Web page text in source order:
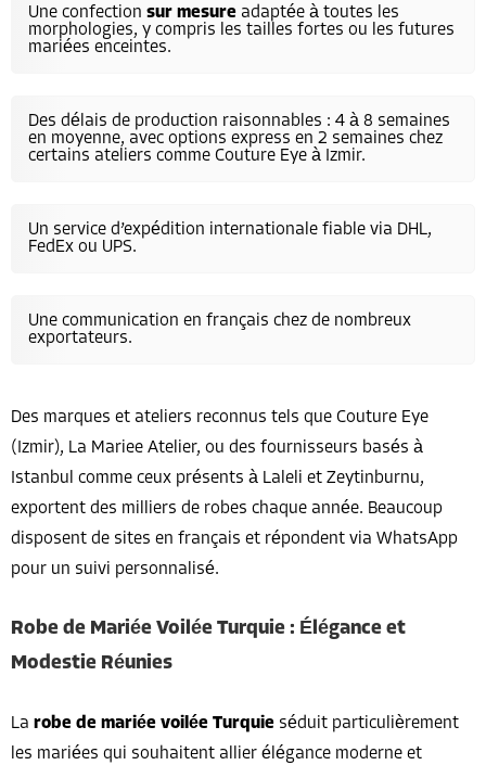
Une confection sur mesure adaptée à toutes les
morphologies, y compris les tailles fortes ou les futures
mariées enceintes.
Des délais de production raisonnables : 4 à 8 semaines
en moyenne, avec options express en 2 semaines chez
certains ateliers comme Couture Eye à Izmir.
Un service d’expédition internationale fiable via DHL,
FedEx ou UPS.
Une communication en français chez de nombreux
exportateurs.
Des marques et ateliers reconnus tels que Couture Eye
(Izmir), La Mariee Atelier, ou des fournisseurs basés à
Istanbul comme ceux présents à Laleli et Zeytinburnu,
exportent des milliers de robes chaque année. Beaucoup
disposent de sites en français et répondent via WhatsApp
pour un suivi personnalisé.
Robe de Mariée Voilée Turquie : Élégance et
Modestie Réunies
La robe de mariée voilée Turquie séduit particulièrement
les mariées qui souhaitent allier élégance moderne et